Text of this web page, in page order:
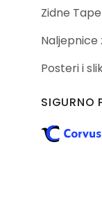
Zidne
Naljepnice
Posteri i
SIGURNO